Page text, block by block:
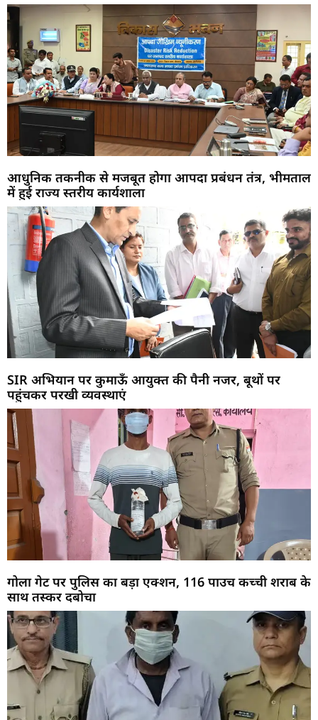
आधुनिक तकनीक से मजबूत होगा आपदा प्रबंधन तंत्र, भीमताल
में हुई राज्य स्तरीय कार्यशाला
SIR अभियान पर कुमाऊँ आयुक्त की पैनी नजर, बूथों पर
पहुंचकर परखी व्यवस्थाएं
गोला गेट पर पुलिस का बड़ा एक्शन, 116 पाउच कच्ची शराब के
साथ तस्कर दबोचा